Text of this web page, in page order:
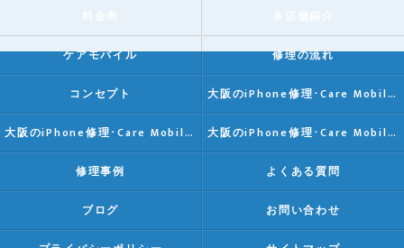
ケアモバイル 修理の流れ
コンセプト 大阪のiPhone修理･Care Mobileの口コミ情報
大阪のiPhone修理･Care Mobileの評判 大阪のiPhone修理･Care Mobileのお客様の声
修理事例 よくある質問
ブログ お問い合わせ